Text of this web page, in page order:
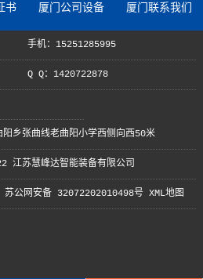
书 厦门公司设备 厦门联系我们
手机：15251285995
Q Q：1420722878
乡张曲线老曲阳小学西侧向西50米
苏慧峰达智能装备有限公司
苏公网安备 32072202010498号 XML地图